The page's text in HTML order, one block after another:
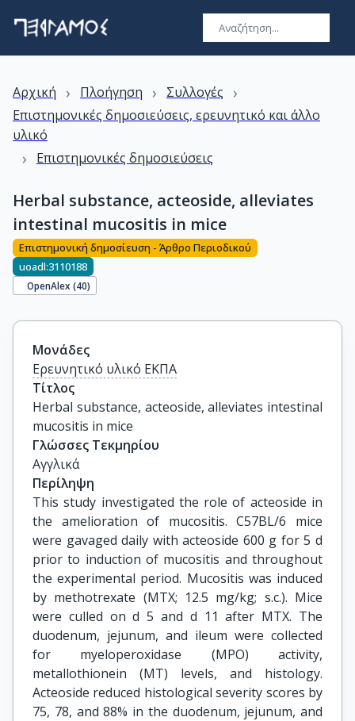
Αρχική › Πλοήγηση › Συλλογές ›
Επιστημονικές δημοσιεύσεις, ερευνητικό και άλλο
υλικό
› Επιστημονικές δημοσιεύσεις
Herbal substance, acteoside, alleviates
intestinal mucositis in mice
Επιστημονική δημοσίευση - Άρθρο Περιοδικού
uoadl:3110188
OpenAlex (40)
Μονάδες
Ερευνητικό υλικό ΕΚΠΑ
Τίτλος
Herbal substance, acteoside, alleviates intestinal
mucositis in mice
Γλώσσες Τεκμηρίου
Αγγλικά
Περίληψη
This study investigated the role of acteoside in
the amelioration of mucositis. C57BL/6 mice
were gavaged daily with acteoside 600 g for 5 d
prior to induction of mucositis and throughout
the experimental period. Mucositis was induced
by methotrexate (MTX; 12.5 mg/kg; s.c.). Mice
were culled on d 5 and d 11 after MTX. The
duodenum, jejunum, and ileum were collected
for myeloperoxidase (MPO) activity,
metallothionein (MT) levels, and histology.
Acteoside reduced histological severity scores by
75, 78, and 88% in the duodenum, jejunum, and